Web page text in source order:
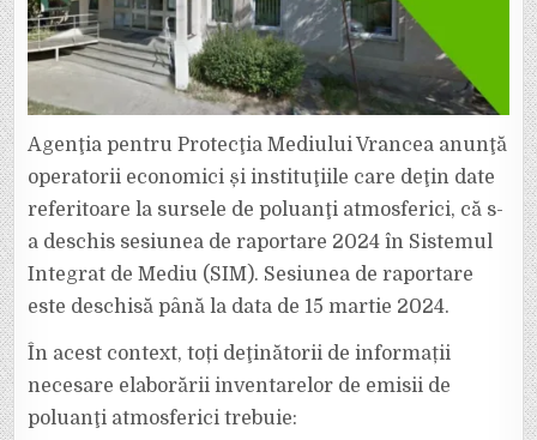
Agenţia pentru Protecţia Mediului Vrancea anunţă
operatorii economici și instituţiile care deţin date
referitoare la sursele de poluanţi atmosferici, că s-
a deschis sesiunea de raportare 2024 în Sistemul
Integrat de Mediu (SIM). Sesiunea de raportare
este deschisă până la data de 15 martie 2024.
În acest context, toți deţinătorii de informații
necesare elaborării inventarelor de emisii de
poluanţi atmosferici trebuie: